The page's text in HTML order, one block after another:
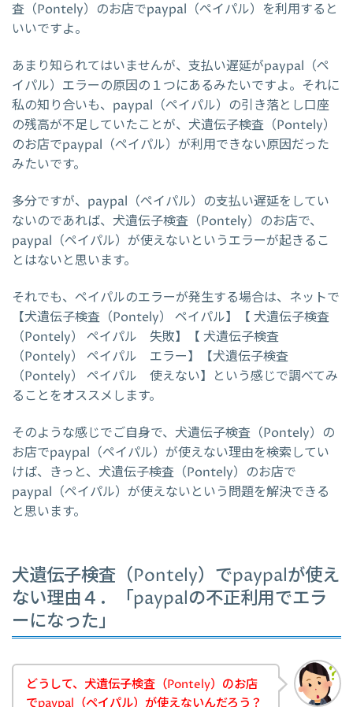
査（Pontely）のお店でpaypal（ペイパル）を利用すると
いいですよ。
あまり知られてはいませんが、支払い遅延がpaypal（ペ
イパル）エラーの原因の１つにあるみたいですよ。それに
私の知り合いも、paypal（ペイパル）の引き落とし口座
の残高が不足していたことが、犬遺伝子検査（Pontely）
のお店でpaypal（ペイパル）が利用できない原因だった
みたいです。
多分ですが、paypal（ペイパル）の支払い遅延をしてい
ないのであれば、犬遺伝子検査（Pontely）のお店で、
paypal（ペイパル）が使えないというエラーが起きるこ
とはないと思います。
それでも、ペイパルのエラーが発生する場合は、ネットで
【犬遺伝子検査（Pontely） ペイパル】【 犬遺伝子検査
（Pontely） ペイパル 失敗】【 犬遺伝子検査
（Pontely） ペイパル エラー】【犬遺伝子検査
（Pontely） ペイパル 使えない】という感じで調べてみ
ることをオススメします。
そのような感じでご自身で、犬遺伝子検査（Pontely）の
お店でpaypal（ペイパル）が使えない理由を検索してい
けば、きっと、犬遺伝子検査（Pontely）のお店で
paypal（ペイパル）が使えないという問題を解決できる
と思います。
犬遺伝子検査（Pontely）でpaypalが使え
ない理由４．「paypalの不正利用でエラ
ーになった」
どうして、犬遺伝子検査（Pontely）のお店
でpaypal（ペイパル）が使えないんだろう？